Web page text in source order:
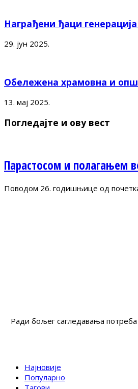
Награђени ђаци
29. јун 2025.
Обележена храмовна и
13. мај 2025.
Погледајте и ову вест
Парастосом и полагањем
Поводом 26. годишњице од
Ради бољег сагледавања
Најновије
Популарно